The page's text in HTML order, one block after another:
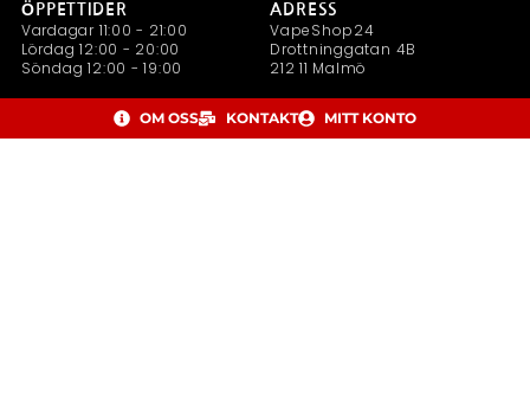
ÖPPETTIDER
Vardagar 11:00 - 21:00
Lördag 12:00 - 20:00
Söndag 12:00 - 19:00
ADRESS
VapeShop24
Drottninggatan 4B
212 11 Malmö
OM OSS KONTAKT MITT KONTO